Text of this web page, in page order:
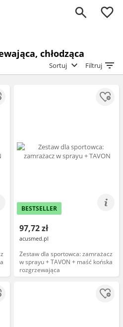
0
chłodząca
Sortuj Filtruj
BESTSELLER
97,72 zł
acusmed.pl
Zestaw dla sportowca: zamrażacz
w sprayu + TAVON + maść końska
rozgrzewająca